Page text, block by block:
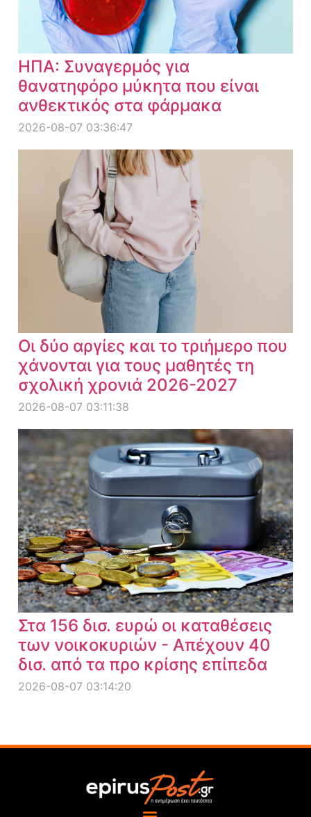
ΗΠΑ: Συναγερμός για
θανατηφόρο μύκητα που είναι
ανθεκτικός στα φάρμακα
2026-08-07 03:36:47
Οι δύο αργίες και το τριήμερο που
χάνονται για τους μαθητές τη
σχολική χρονιά 2026-2027
2026-08-07 03:11:38
Στα 156 δισ. ευρώ οι καταθέσεις
των νοικοκυριών - Απέχουν 40
δισ. από τα προ κρίσης επίπεδα
2026-08-07 03:14:20